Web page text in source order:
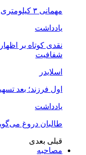
مهمانی ۳ کیلومتری خرم آباد؛ کاری بزرگ با چند نقد کوچک
یادداشت
نقدی کوتاه بر
شفافیت
اسلایدر
اول فرزند؛ بعد
یادداشت
طالبان دروغ
قبلی بعدی
مصاحبه